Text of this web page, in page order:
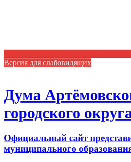
Версия для слабовидящих
Дума
городского
Официальный сайт
муниципального